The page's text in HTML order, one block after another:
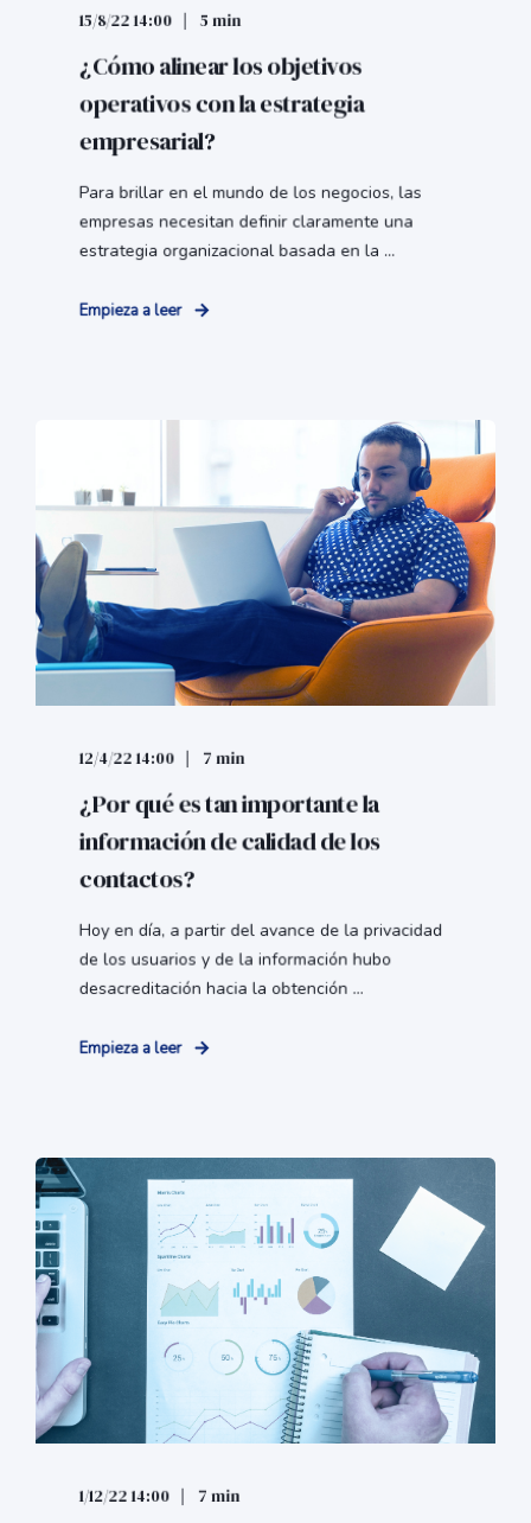
15/8/22 14:00 5 min
¿Cómo alinear los objetivos
operativos con la estrategia
empresarial?
Para brillar en el mundo de los negocios, las
empresas necesitan definir claramente una
estrategia organizacional basada en la ...
Empieza a leer
12/4/22 14:00 7 min
¿Por qué es tan importante la
información de calidad de los
contactos?
Hoy en día, a partir del avance de la privacidad
de los usuarios y de la información hubo
desacreditación hacia la obtención ...
Empieza a leer
1/12/22 14:00 7 min